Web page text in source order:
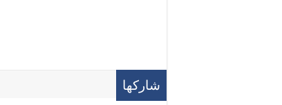
شاركها